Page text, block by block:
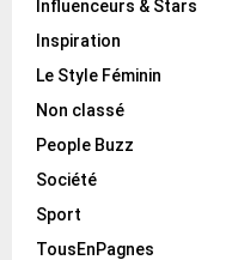
Influenceurs & Stars
Inspiration
Le Style Féminin
Non classé
People Buzz
Société
Sport
TousEnPagnes